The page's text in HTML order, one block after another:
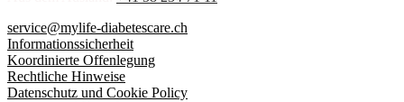
service@mylife-diabetescare.ch
Informationssicherheit
Koordinierte Offenlegung
Rechtliche Hinweise
Datenschutz und Cookie Policy